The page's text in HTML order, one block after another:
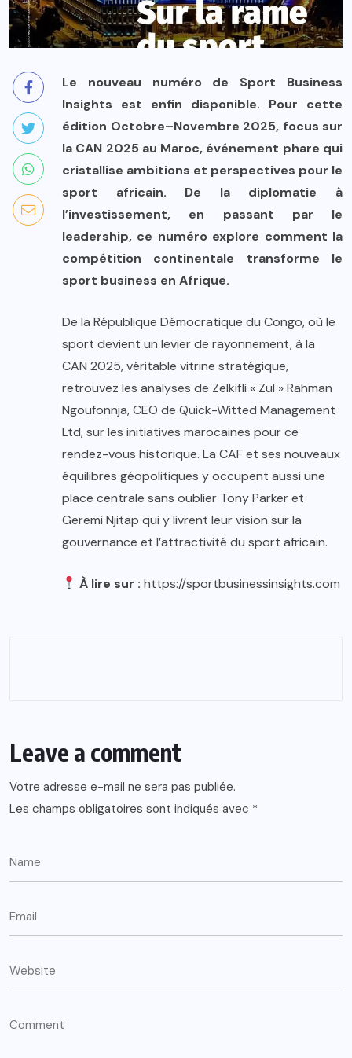
Le nouveau numéro de Sport Business
Insights est enfin disponible. Pour cette
édition Octobre–Novembre 2025, focus sur
la CAN 2025 au Maroc, événement phare qui
cristallise ambitions et perspectives pour le
sport africain. De la diplomatie à
l’investissement, en passant par le
leadership, ce numéro explore comment la
compétition continentale transforme le
sport business en Afrique.
De la République Démocratique du Congo, où le
sport devient un levier de rayonnement, à la
CAN 2025, véritable vitrine stratégique,
retrouvez les analyses de Zelkifli « Zul » Rahman
Ngoufonnja, CEO de Quick-Witted Management
Ltd, sur les initiatives marocaines pour ce
rendez-vous historique. La CAF et ses nouveaux
équilibres géopolitiques y occupent aussi une
place centrale sans oublier Tony Parker et
Geremi Njitap qui y livrent leur vision sur la
gouvernance et l’attractivité du sport africain.
À lire sur : https://sportbusinessinsights.com
Leave a comment
Votre adresse e-mail ne sera pas publiée.
Les champs obligatoires sont indiqués avec *